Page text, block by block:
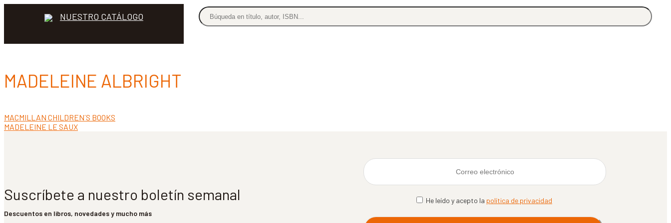
NUESTRO CATÁLOGO
MADELEINE ALBRIGHT
Navegación
de
Anterior:
MACMILLAN CHILDREN´S BOOKS
Siguiente:
MADELEINE LE SAUX
Suscríbete a nuestro boletín semanal
Descuentos en libros, novedades y mucho más
He leído y acepto la política de privacidad